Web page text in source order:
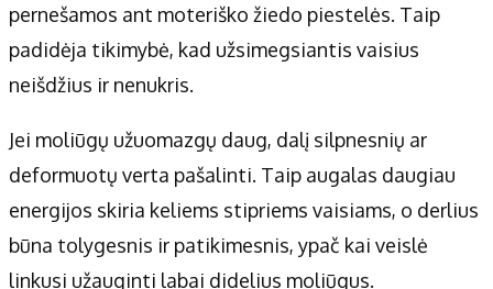
pernešamos ant moteriško žiedo piestelės. Taip
padidėja tikimybė, kad užsimegsiantis vaisius
neišdžius ir nenukris.
Jei moliūgų užuomazgų daug, dalį silpnesnių ar
deformuotų verta pašalinti. Taip augalas daugiau
energijos skiria keliems stipriems vaisiams, o derlius
būna tolygesnis ir patikimesnis, ypač kai veislė
linkusi užauginti labai didelius moliūgus.